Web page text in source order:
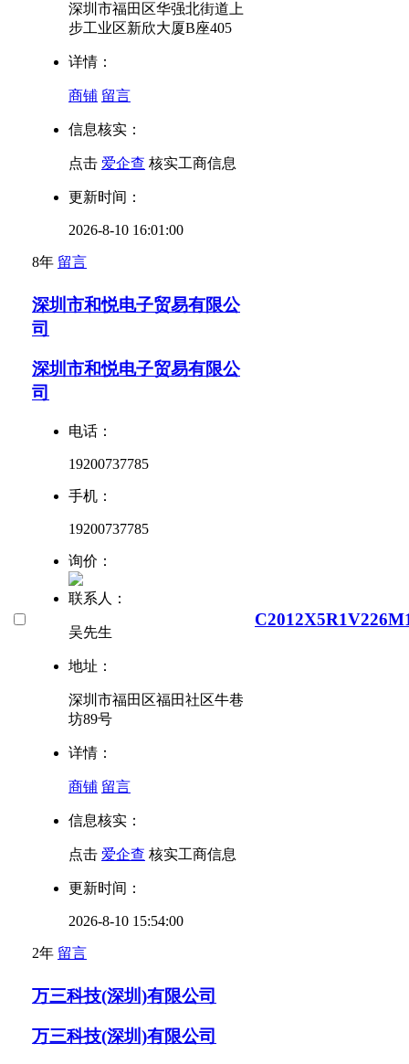
深圳市福田区华强北街道上
步工业区新欣大厦B座405
详情：
商铺 留言
信息核实：
点击 爱企查 核实工商信息
更新时间：
2026-8-10 16:01:00
8年 留言
深圳市和悦电子贸易有限公
司
深圳市和悦电子贸易有限公
司
电话：
19200737785
手机：
19200737785
询价：
联系人：
吴先生
地址：
深圳市福田区福田社区牛巷
坊89号
详情：
商铺 留言
信息核实：
点击 爱企查 核实工商信息
更新时间：
2026-8-10 15:54:00
2年 留言
万三科技(深圳)有限公司
万三科技(深圳)有限公司